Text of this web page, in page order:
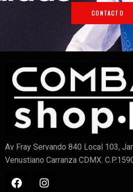
CONTACTO
Av Fray Servando 840 Local 103,
Venustiano Carranza CDMX.